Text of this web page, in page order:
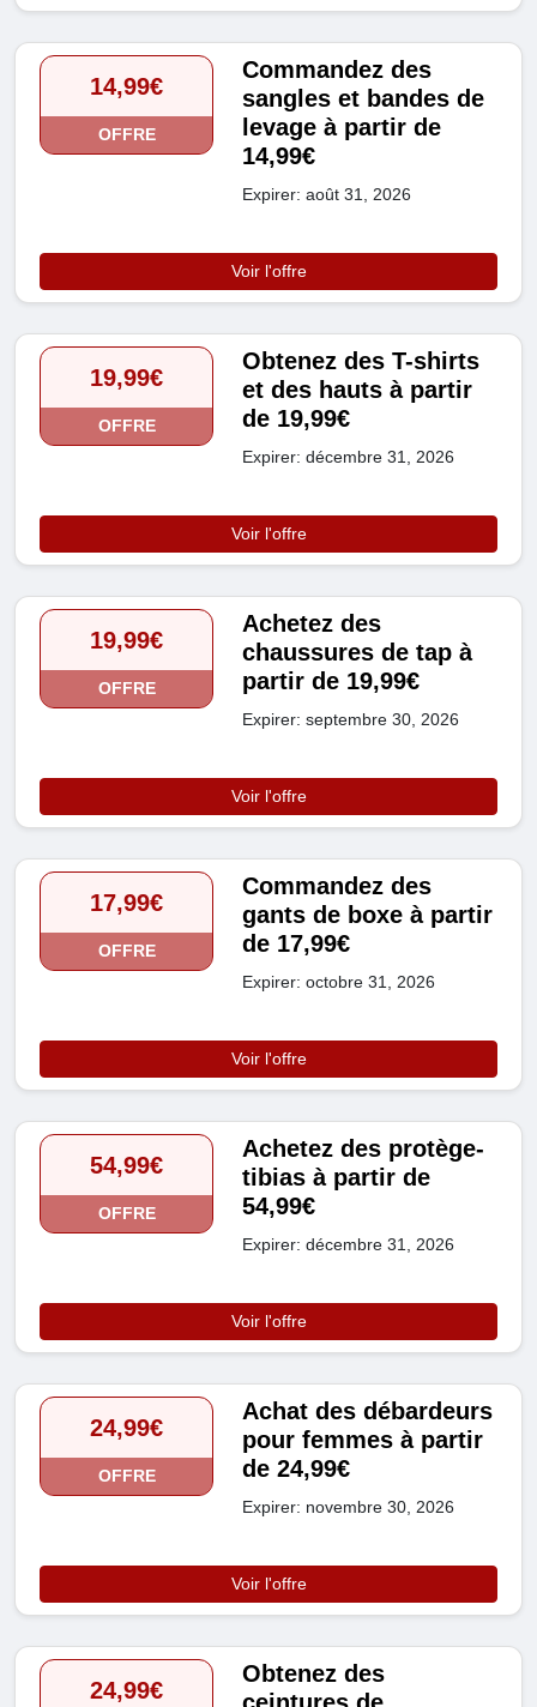
14,99€
OFFRE
Commandez des
sangles et bandes de
levage à partir de
14,99€
Expirer: août 31, 2026
Voir l'offre
19,99€
OFFRE
Obtenez des T-shirts
et des hauts à partir
de 19,99€
Expirer: décembre 31, 2026
Voir l'offre
19,99€
OFFRE
Achetez des
chaussures de tap à
partir de 19,99€
Expirer: septembre 30, 2026
Voir l'offre
17,99€
OFFRE
Commandez des
gants de boxe à partir
de 17,99€
Expirer: octobre 31, 2026
Voir l'offre
54,99€
OFFRE
Achetez des protège-
tibias à partir de
54,99€
Expirer: décembre 31, 2026
Voir l'offre
24,99€
OFFRE
Achat des débardeurs
pour femmes à partir
de 24,99€
Expirer: novembre 30, 2026
Voir l'offre
24,99€
Obtenez des